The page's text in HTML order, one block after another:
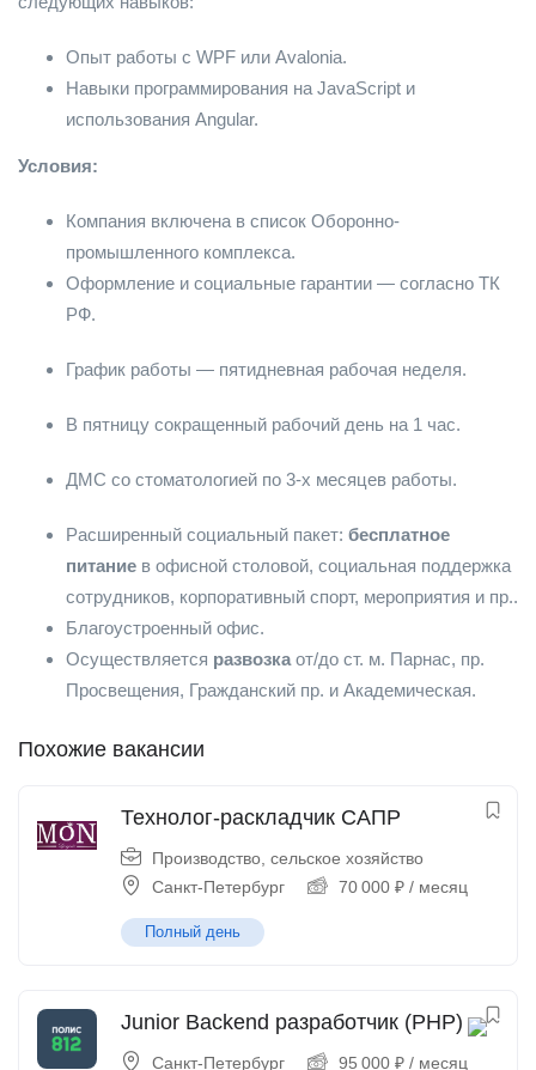
Опыт работы с WPF или Avalonia.
Навыки программирования на JavaScript и
использования Angular.
Условия:
Компания включена в список Оборонно-
промышленного комплекса.
Оформление и социальные гарантии — согласно ТК
РФ.
График работы — пятидневная рабочая неделя.
В пятницу сокращенный рабочий день на 1 час.
ДМС со стоматологией по 3-х месяцев работы.
Расширенный социальный пакет: бесплатное
питание в офисной столовой, социальная поддержка
сотрудников, корпоративный спорт, мероприятия и пр..
Благоустроенный офис.
Осуществляется развозка от/до ст. м. Парнас, пр.
Просвещения, Гражданский пр. и Академическая.
Похожие вакансии
Технолог-раскладчик САПР
Производство, сельское хозяйство
Санкт-Петербург
70 000 ₽ / месяц
Полный день
Junior Backend разработчик (PHP)
Санкт-Петербург 95 000 ₽ / месяц